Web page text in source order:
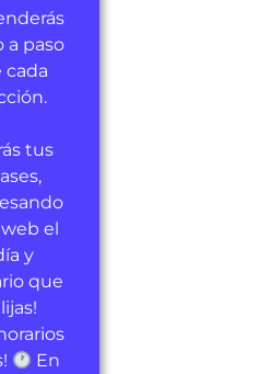
a paso
cada
tus
el
y
que
En